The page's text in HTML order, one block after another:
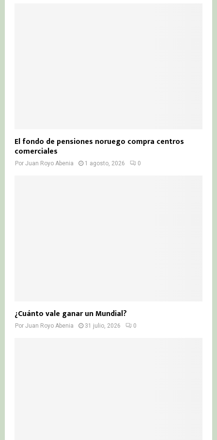
El fondo de pensiones noruego compra centros
comerciales
Por Juan Royo Abenia 1 agosto, 2026 0
¿Cuánto vale ganar un Mundial?
Por Juan Royo Abenia 31 julio, 2026 0